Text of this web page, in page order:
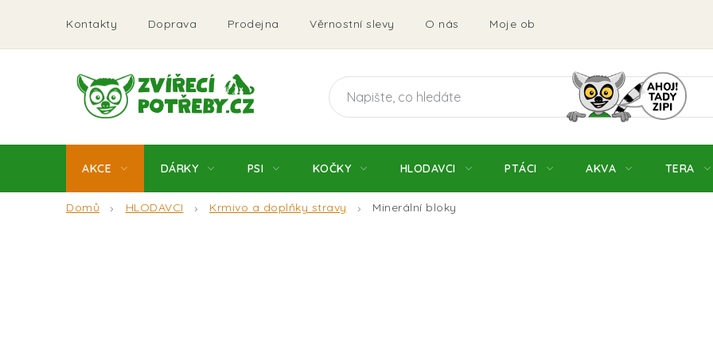
obsah
Kontakty Doprava Prodejna Věrnostní slevy O nás Moje objednávka Obchodní
AKCE DÁRKY PSI KOČKY HLODAVCI PTÁCI AKVA TERA
Domů HLODAVCI Krmivo a doplňky stravy Minerální bloky